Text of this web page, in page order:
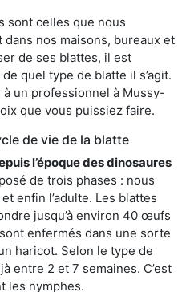
sont celles que nous
nos maisons, bureaux et
de ses blattes, il est
quel type de blatte il s’agit.
à un professionnel à Mussy-
que vous puissiez faire.
de vie de la blatte
l’époque des dinosaures
de trois phases : nous
enfin l’adulte. Les blattes
jusqu’à environ 40 œufs
enfermés dans une sorte
haricot. Selon le type de
entre 2 et 7 semaines. C’est
les nymphes.